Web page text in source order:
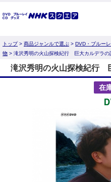
トップ> 商品ジャンルで選ぶ > DVD・ブルー
物 > 滝沢秀明の火山探検紀行 巨大カルデラの
滝沢秀明の火山探検紀行
在